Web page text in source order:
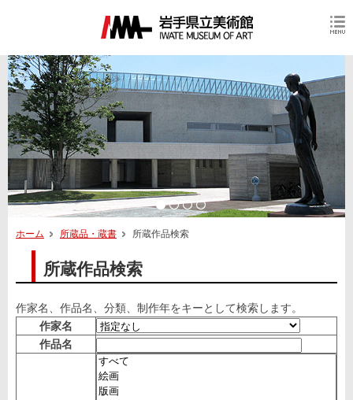
ホーム 所蔵品・蔵書 所蔵作品検索
所蔵作品検索
作家名、作品名、分類、制作年をキーとして検索します。
作家名
作品名